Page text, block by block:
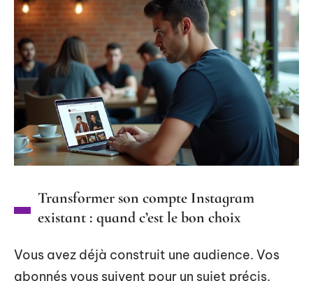
Transformer son compte Instagram
existant : quand c’est le bon choix
Vous avez déjà construit une audience. Vos
abonnés vous suivent pour un sujet précis.